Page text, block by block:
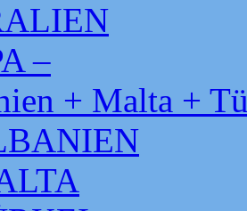
–
+ Malta +